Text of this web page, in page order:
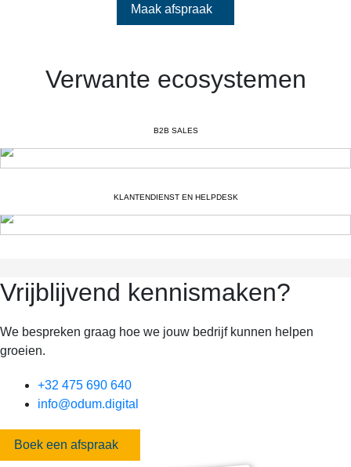
Maak afspraak
Verwante ecosystemen
B2B SALES
KLANTENDIENST EN HELPDESK
Vrijblijvend kennismaken?
We bespreken graag hoe we jouw bedrijf kunnen helpen
groeien.
+32 475 690 640
info@odum.digital
Boek een afspraak